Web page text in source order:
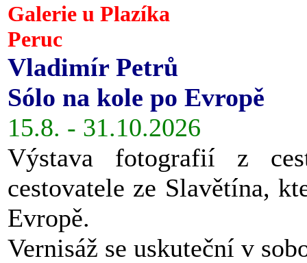
Galerie u Plazíka
Peruc
Vladimír Petrů
Sólo na kole po Evropě
15.8. - 31.10.2026
Výstava fotografií z
cestovatele ze Slavětína,
Evropě.
Vernisáž se uskuteční v